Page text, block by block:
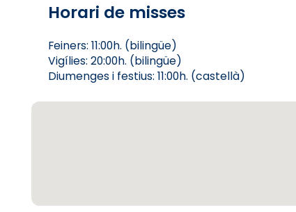
Horari de misses
Feiners: 11:00h. (bilingüe)
Vigílies: 20:00h. (bilingüe)
Diumenges i festius: 11:00h. (castellà)